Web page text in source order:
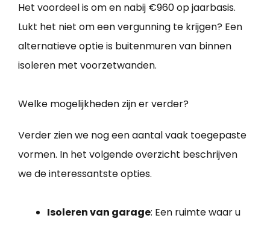
Het voordeel is om en nabij €960 op jaarbasis.
Lukt het niet om een vergunning te krijgen? Een
alternatieve optie is buitenmuren van binnen
isoleren met voorzetwanden.
Welke mogelijkheden zijn er verder?
Verder zien we nog een aantal vaak toegepaste
vormen. In het volgende overzicht beschrijven
we de interessantste opties.
Isoleren van garage: Een ruimte waar u